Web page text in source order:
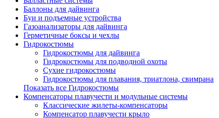
Баллоны для дайвинга
Буи и подъемные устройства
Газоанализаторы для дайвинга
Герметичные боксы и чехлы
Гидрокостюмы
Гидрокостюмы для дайвинга
Гидрокостюмы для подводной охоты
Сухие гидрокостюмы
Гидрокостюмы для плавания, триатлона, свимрана
Показать все Гидрокостюмы
Компенсаторы плавучести и модульные системы
Классические жилеты-компенсаторы
Компенсатор плавучести крыло